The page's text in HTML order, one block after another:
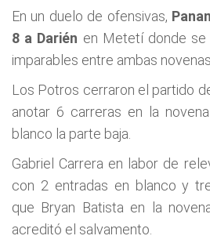
En un duelo de ofensivas,
8 a Darién en Metetí donde
imparables entre ambas novenas.
Los Potros cerraron el partido
anotar 6 carreras en la
blanco la parte baja.
Gabriel Carrera en labor de
con 2 entradas en blanco y
que Bryan Batista en la
acreditó el salvamento.